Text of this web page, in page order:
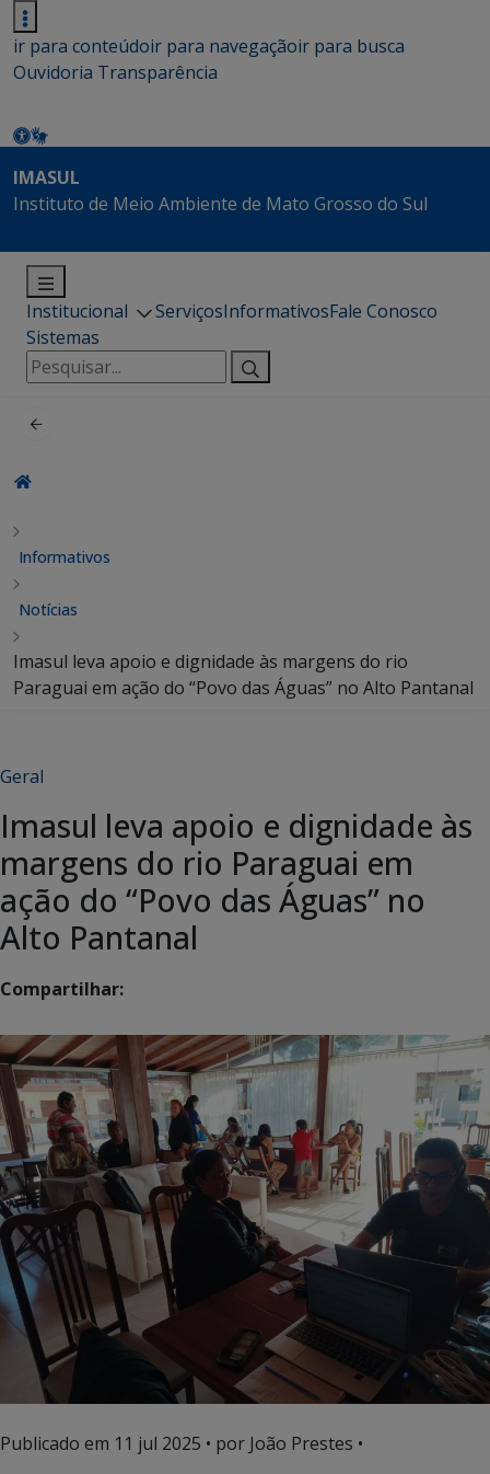
ir para conteúdoir para navegaçãoir para busca
Ouvidoria Transparência
IMASUL
Instituto de Meio Ambiente de Mato Grosso do Sul
Institucional ServiçosInformativosFale Conosco
Sistemas
Pesquisar
por:
Informativos
Notícias
Imasul leva apoio e dignidade às margens do rio
Paraguai em ação do “Povo das Águas” no Alto Pantanal
Geral
Imasul leva apoio e dignidade às
margens do rio Paraguai em
ação do “Povo das Águas” no
Alto Pantanal
Compartilhar:
Publicado em 11 jul 2025 • por João Prestes •